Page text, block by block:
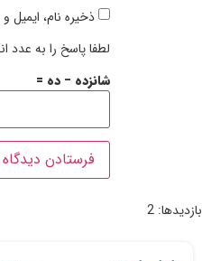
ذخیره نام،
لطفا پاسخ را به عدد
شانزده − ده =
بازدیدها: 2